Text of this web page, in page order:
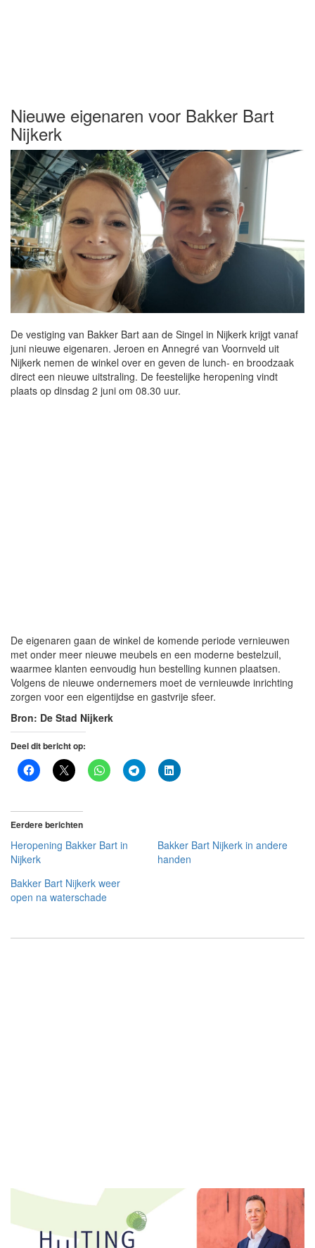
Nieuwe eigenaren voor Bakker Bart
Nijkerk
De vestiging van Bakker Bart aan de Singel in Nijkerk krijgt vanaf
juni nieuwe eigenaren. Jeroen en Annegré van Voornveld uit
Nijkerk nemen de winkel over en geven de lunch- en broodzaak
direct een nieuwe uitstraling. De feestelijke heropening vindt
plaats op dinsdag 2 juni om 08.30 uur.
De eigenaren gaan de winkel de komende periode vernieuwen
met onder meer nieuwe meubels en een moderne bestelzuil,
waarmee klanten eenvoudig hun bestelling kunnen plaatsen.
Volgens de nieuwe ondernemers moet de vernieuwde inrichting
zorgen voor een eigentijdse en gastvrije sfeer.
Bron: De Stad Nijkerk
Deel dit bericht op:
Eerdere berichten
Heropening Bakker Bart in
Nijkerk
Bakker Bart Nijkerk in andere
handen
Bakker Bart Nijkerk weer
open na waterschade